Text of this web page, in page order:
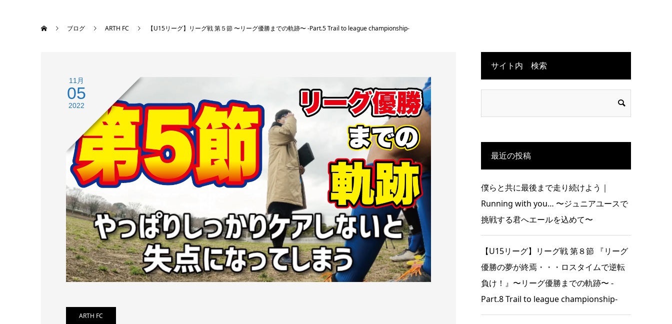
ブログ ARTH FC 【U15リーグ】リーグ戦 第５節 〜リーグ優勝までの軌跡〜 -Part.5 Trail to league championship-
11月
05
2022
ARTH FC
サイト内 検索
最近の投稿
僕らと共に最後まで走り続けよう｜
Running with you… 〜ジュニアユースで
挑戦する君へエールを込めて〜
【U15リーグ】リーグ戦 第８節 『リーグ
優勝の夢が終焉・・・ロスタイムで逆転
負け！』〜リーグ優勝までの軌跡〜 -
Part.8 Trail to league championship-